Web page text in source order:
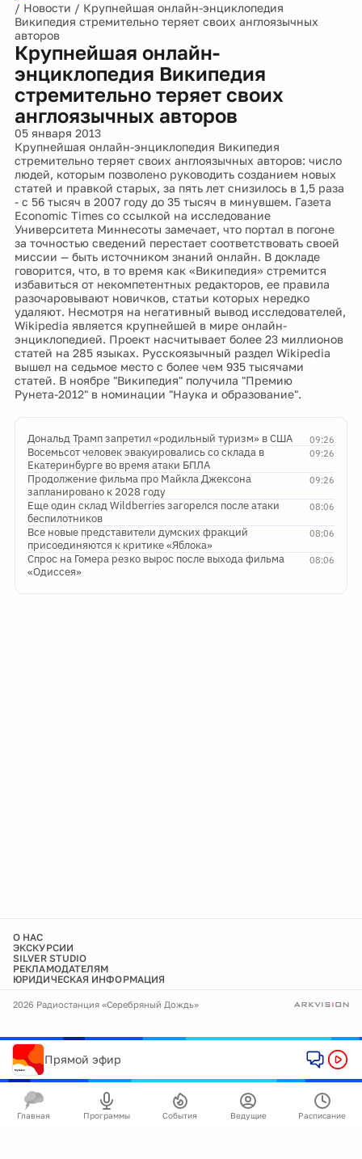
/ Новости / Крупнейшая онлайн-энциклопедия
Википедия стремительно теряет своих англоязычных
авторов
Крупнейшая онлайн-
энциклопедия Википедия
стремительно теряет своих
англоязычных авторов
05 января 2013
Крупнейшая онлайн-энциклопедия Википедия
стремительно теряет своих англоязычных авторов: число
людей, которым позволено руководить созданием новых
статей и правкой старых, за пять лет снизилось в 1,5 раза
- с 56 тысяч в 2007 году до 35 тысяч в минувшем. Газета
Economic Times со ссылкой на исследование
Университета Миннесоты замечает, что портал в погоне
за точностью сведений перестает соответствовать своей
миссии — быть источником знаний онлайн. В докладе
говорится, что, в то время как «Википедия» стремится
избавиться от некомпетентных редакторов, ее правила
разочаровывают новичков, статьи которых нередко
удаляют. Несмотря на негативный вывод исследователей,
Wikipedia является крупнейшей в мире онлайн-
энциклопедией. Проект насчитывает более 23 миллионов
статей на 285 языках. Русскоязычный раздел Wikipedia
вышел на седьмое место с более чем 935 тысячами
статей. В ноябре "Википедия" получила "Премию
Рунета-2012" в номинации "Наука и образование".
09:26
Дональд Трамп запретил «родильный туризм» в США
09:26
Восемьсот человек эвакуировались со склада в
Екатеринбурге во время атаки БПЛА
09:26
Продолжение фильма про Майкла Джексона
запланировано к 2028 году
08:06
Еще один склад Wildberries загорелся после атаки
беспилотников
08:06
Все новые представители думских фракций
присоединяются к критике «Яблока»
08:06
Спрос на Гомера резко вырос после выхода фильма
«Одиссея»
О НАС
ЭКСКУРСИИ
SILVER STUDIO
РЕКЛАМОДАТЕЛЯМ
ЮРИДИЧЕСКАЯ ИНФОРМАЦИЯ
2026 Радиостанция «Серебряный Дождь»
Прямой эфир
Главная Программы События Ведущие Расписание